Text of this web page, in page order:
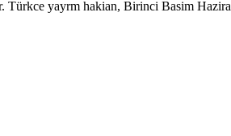
Türkce yayrm hakian, Birinci Basim